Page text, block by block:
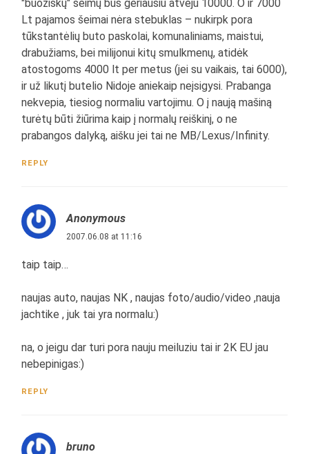
"buožiškų" šeimų bus geriausiu atveju 10000. O ir 7000
Lt pajamos šeimai nėra stebuklas – nukirpk pora
tūkstantėlių buto paskolai, komunaliniams, maistui,
drabužiams, bei milijonui kitų smulkmenų, atidėk
atostogoms 4000 lt per metus (jei su vaikais, tai 6000),
ir už likutį butelio Nidoje aniekaip neįsigysi. Prabanga
nekvepia, tiesiog normaliu vartojimu. O į naują mašiną
turėtų būti žiūrima kaip į normalų reiškinį, o ne
prabangos dalyką, aišku jei tai ne MB/Lexus/Infinity.
REPLY
Anonymous
2007.06.08 at 11:16
taip taip…
naujas auto, naujas NK , naujas foto/audio/video ,nauja
jachtike , juk tai yra normalu:)
na, o jeigu dar turi pora nauju meiluziu tai ir 2K EU jau
nebepinigas:)
REPLY
bruno